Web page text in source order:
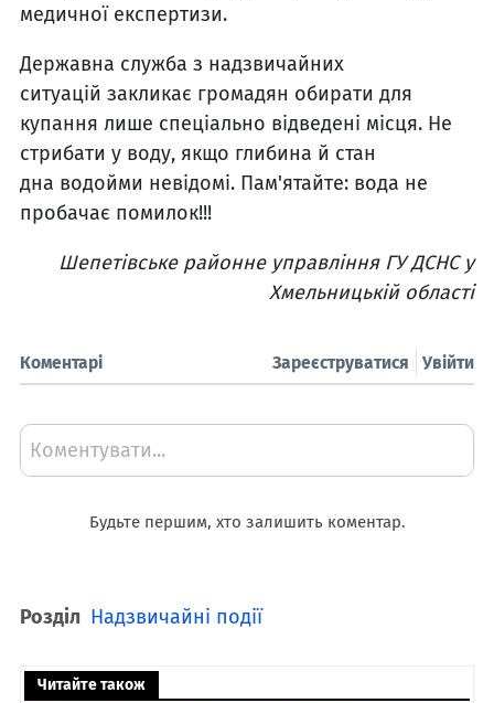
медичної експертизи.
Державна служба з надзвичайних
ситуацій закликає громадян обирати для
купання лише спеціально відведені місця. Не
стрибати у воду, якщо глибина й стан
дна водойми невідомі. Пам'ятайте: вода не
пробачає помилок!!!
Шепетівське районне управління ГУ ДСНС у
Хмельницькій області
Коментарі Увійти
Зареєструватися
Коментувати...
Будьте першим, хто залишить коментар.
Розділ Надзвичайні події
Читайте також